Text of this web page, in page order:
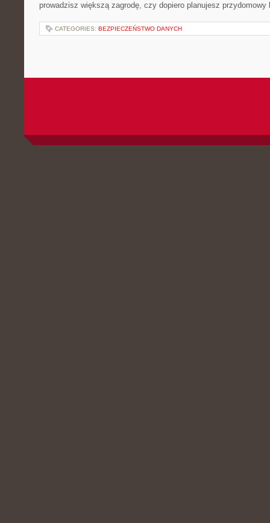
prowadzisz większą zagrodę, czy dopiero planujesz
CATEGORIES: BEZPIECZEŃSTWO DANYCH